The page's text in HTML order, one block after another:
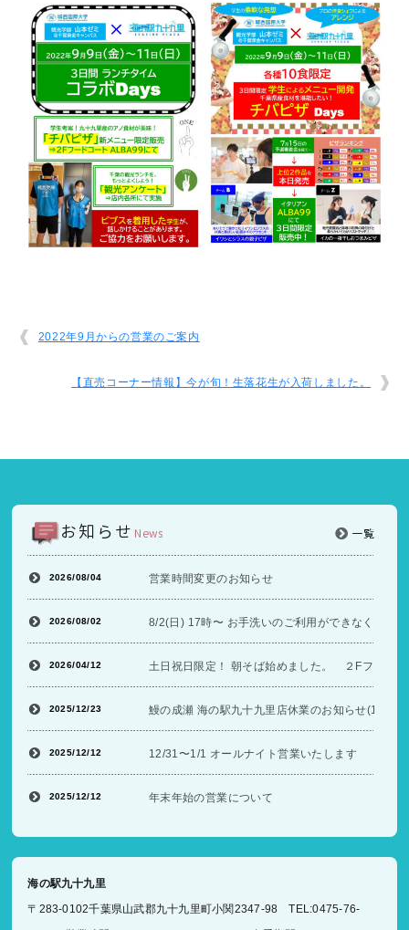
2022年9月からの営業のご案内
【直売コーナー情報】今が旬！生落花生が入荷しました。
お知らせ News 一覧
2026/08/04 営業時間変更のお知らせ
2026/08/02 8/2(日) 17時〜 お手洗いのご利用ができなくなり
2026/04/12 土日祝日限定！ 朝そば始めました。 ２Fフード
2025/12/23 鰻の成瀬 海の駅九十九里店休業のお知らせ(12/26
2025/12/12 12/31〜1/1 オールナイト営業いたします
2025/12/12 年末年始の営業について
海の駅九十九里
〒283-0102千葉県山武郡九十九里町小関2347-98 TEL:0475-76-